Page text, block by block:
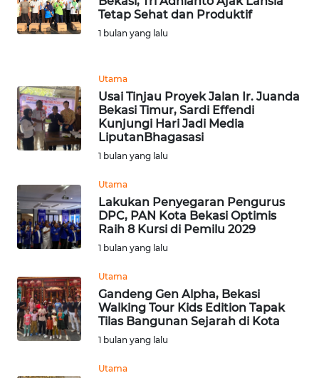
Tetap Sehat dan Produktif
1 bulan yang lalu
Utama
Usai Tinjau Proyek Jalan Ir. Juanda
Bekasi Timur, Sardi Effendi
Kunjungi Hari Jadi Media
LiputanBhagasasi
1 bulan yang lalu
Utama
Lakukan Penyegaran Pengurus
DPC, PAN Kota Bekasi Optimis
Raih 8 Kursi di Pemilu 2029
1 bulan yang lalu
Utama
Gandeng Gen Alpha, Bekasi
Walking Tour Kids Edition Tapak
Tilas Bangunan Sejarah di Kota
1 bulan yang lalu
Utama
WN
WN
SIMALUNGUN
WN
WN
TAPANULI
TENGAH
SERDANG
WN
TEBING